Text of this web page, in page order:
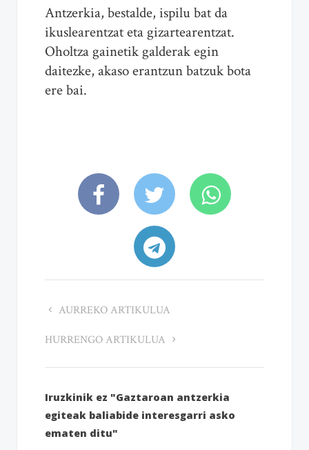
Antzerkia, bestalde, ispilu bat da
ikuslearentzat eta gizartearentzat.
Oholtza gainetik galderak egin
daitezke, akaso erantzun batzuk bota
ere bai.
AURREKO ARTIKULUA
HURRENGO ARTIKULUA
Iruzkinik ez "Gaztaroan antzerkia
egiteak baliabide interesgarri asko
ematen ditu"